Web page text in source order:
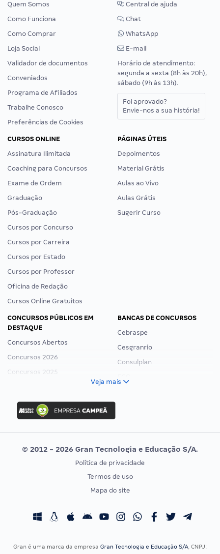
Quem Somos
Como Funciona
Como Comprar
Loja Social
Validador de documentos
Conveniados
Programa de Afiliados
Trabalhe Conosco
Preferências de Cookies
Central de ajuda
Chat
WhatsApp
E-mail
Horário de atendimento:
segunda a sexta (8h às 20h),
sábado (9h às 13h).
Foi aprovado?
Envie-nos a sua história!
CURSOS ONLINE
Assinatura Ilimitada
Coaching para Concursos
Exame de Ordem
Graduação
Pós-Graduação
Cursos por Concurso
Cursos por Carreira
Cursos por Estado
Cursos por Professor
Oficina de Redação
Cursos Online Gratuitos
PÁGINAS ÚTEIS
Depoimentos
Material Grátis
Aulas ao Vivo
Aulas Grátis
Sugerir Curso
CONCURSOS PÚBLICOS EM
DESTAQUE
Concursos Abertos
Concursos 2026
Concursos 2025
Concurso Ibama
Concurso MPU
Editais publicados
BANCAS DE CONCURSOS
Cebraspe
Cesgranrio
Consulplan
Vunesp
CONCURSOS POR PROFISSÃO
Concursos Fiscais
EXAME DE ORDEM
Calendário OAB
Veja mais
© 2012 - 2026 Gran Tecnologia e Educação S/A.
Política de privacidade
Termos de uso
Mapa do site
Gran é uma marca da empresa Gran Tecnologia e Educação S/A, CNPJ: